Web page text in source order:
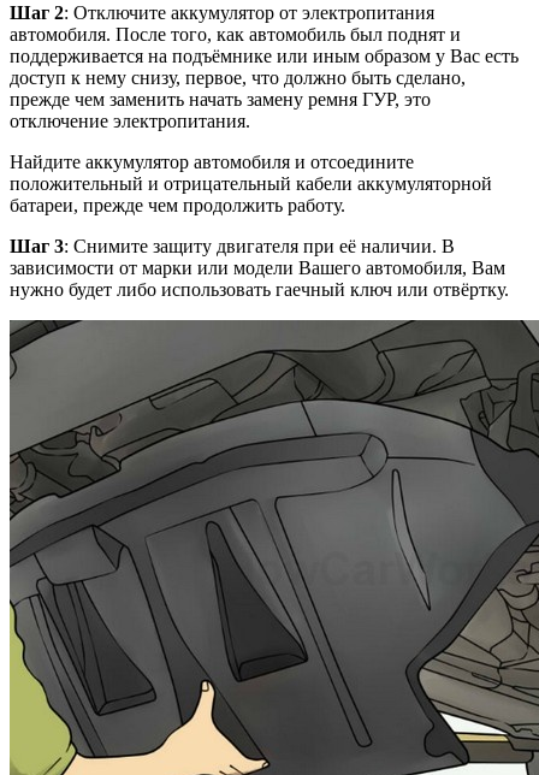
Шаг 2: Отключите аккумулятор от электропитания
автомобиля. После того, как автомобиль был поднят и
поддерживается на подъёмнике или иным образом у Вас есть
доступ к нему снизу, первое, что должно быть сделано,
прежде чем заменить начать замену ремня ГУР, это
отключение электропитания.
Найдите аккумулятор автомобиля и отсоедините
положительный и отрицательный кабели аккумуляторной
батареи, прежде чем продолжить работу.
Шаг 3: Снимите защиту двигателя при её наличии. В
зависимости от марки или модели Вашего автомобиля, Вам
нужно будет либо использовать гаечный ключ или отвёртку.